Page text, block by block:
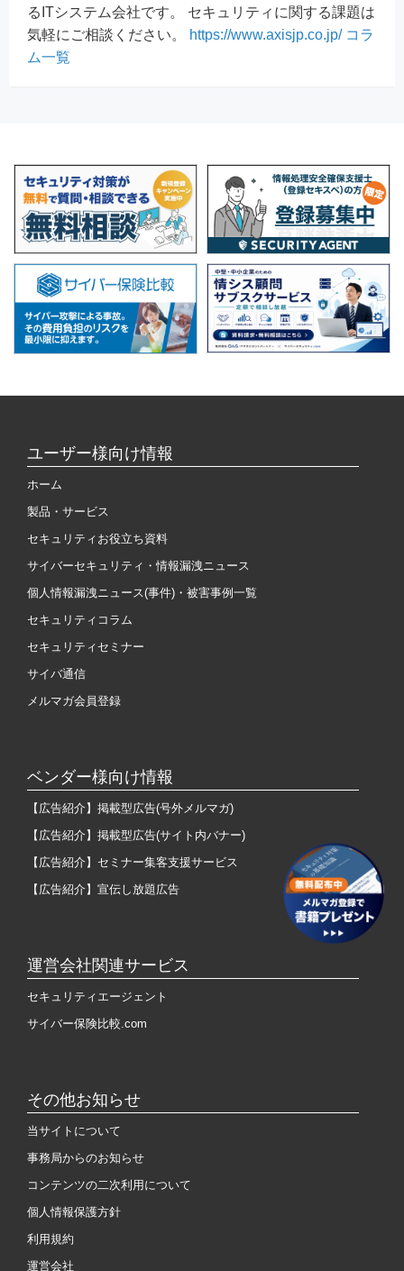
るITシステム会社です。 セキュリティに関する課題は
気軽にご相談ください。
https://www.axisjp.co.jp/ コラ
ム一覧
ユーザー様向け情報
ホーム
製品・サービス
セキュリティお役立ち資料
サイバーセキュリティ・情報漏洩ニュース
個人情報漏洩ニュース(事件)・被害事例一覧
セキュリティコラム
セキュリティセミナー
サイバ通信
メルマガ会員登録
ベンダー様向け情報
【広告紹介】掲載型広告(号外メルマガ)
【広告紹介】掲載型広告(サイト内バナー)
【広告紹介】セミナー集客支援サービス
【広告紹介】宣伝し放題広告
運営会社関連サービス
セキュリティエージェント
サイバー保険比較.com
その他お知らせ
当サイトについて
事務局からのお知らせ
コンテンツの二次利用について
個人情報保護方針
利用規約
運営会社